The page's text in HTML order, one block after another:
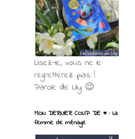
Lisez-le, vous ne le
regretterez pas !
Parole de Lily 😉
MON DERNIER COUP DE ♥ : La
femme de ménage